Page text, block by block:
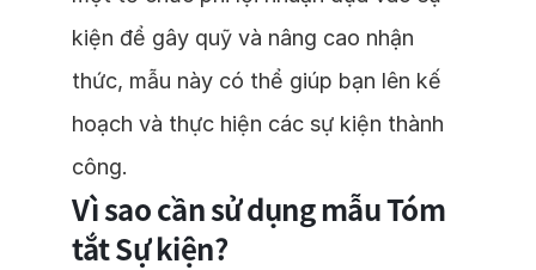
kiện để gây quỹ và nâng cao nhận
thức, mẫu này có thể giúp bạn lên kế
hoạch và thực hiện các sự kiện thành
công.
Vì sao cần sử dụng mẫu Tóm
tắt Sự kiện?